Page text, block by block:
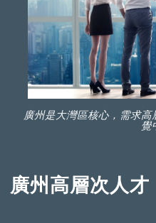
廣州是大灣區核心，需求
覺
廣州高層次人才